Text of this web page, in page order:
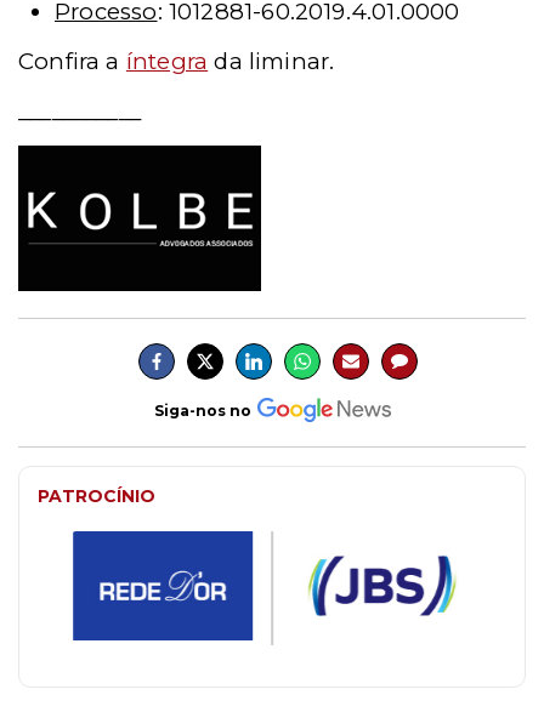
Processo: 1012881-60.2019.4.01.0000
Confira a íntegra da liminar.
Siga-nos no
PATROCÍNIO